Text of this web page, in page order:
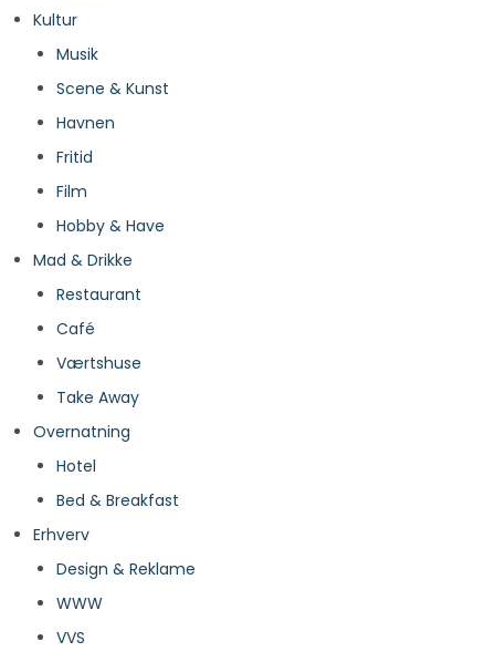
Kultur
Musik
Scene & Kunst
Havnen
Fritid
Film
Hobby & Have
Mad & Drikke
Restaurant
Café
Værtshuse
Take Away
Overnatning
Hotel
Bed & Breakfast
Erhverv
Design & Reklame
WWW
VVS